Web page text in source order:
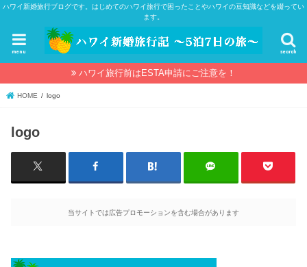
ハワイ新婚旅行ブログです。はじめてのハワイ旅行で困ったことやハワイの豆知識などを綴ってい
ます。
search
menu
ハワイ旅行前はESTA申請にご注意を！
HOME logo
logo
当サイトでは広告プロモーションを含む場合があります